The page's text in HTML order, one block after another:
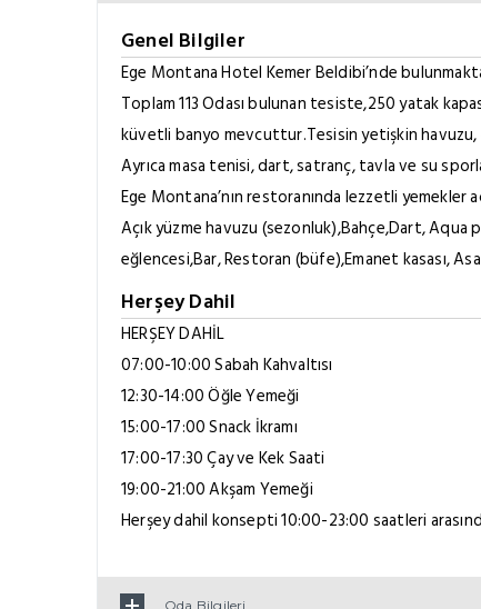
Genel Bilgiler
Ege Montana Hotel Kemer Beldibi’nde
Toplam 113 Odası bulunan tesiste,250 yatak
küvetli banyo mevcuttur.Tesisin yetişkin havuzu,
Ayrıca masa tenisi, dart, satranç, tavla ve su
Ege Montana’nın restoranında lezzetli
Açık yüzme havuzu (sezonluk),Bahçe,Dart, Aqua
eğlencesi,Bar, Restoran (büfe),Emanet kasası,
Herşey Dahil
HERŞEY DAHİL
07:00-10:00 Sabah Kahvaltısı
12:30-14:00 Öğle Yemeği
15:00-17:00 Snack İkramı
17:00-17:30 Çay ve Kek Saati
19:00-21:00 Akşam Yemeği
Herşey dahil konsepti 10:00-23:00 saatleri
Oda Bilgileri